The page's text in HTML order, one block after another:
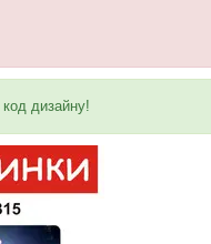
код дизайну!